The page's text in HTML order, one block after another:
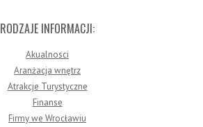
RODZAJE INFORMACJI:
Akualnosci
Aranżacja wnętrz
Atrakcje Turystyczne
Finanse
Firmy we Wrocławiu